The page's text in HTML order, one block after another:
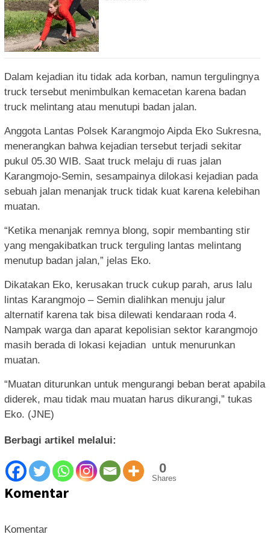
Dalam kejadian itu tidak ada korban, namun tergulingnya
truck tersebut menimbulkan kemacetan karena badan
truck melintang atau menutupi badan jalan.
Anggota Lantas Polsek Karangmojo Aipda Eko Sukresna,
menerangkan bahwa kejadian tersebut terjadi sekitar
pukul 05.30 WIB. Saat truck melaju di ruas jalan
Karangmojo-Semin, sesampainya dilokasi kejadian pada
sebuah jalan menanjak truck tidak kuat karena kelebihan
muatan.
“Ketika menanjak remnya blong, sopir membanting stir
yang mengakibatkan truck terguling lantas melintang
menutup badan jalan,” jelas Eko.
Dikatakan Eko, kerusakan truck cukup parah, arus lalu
lintas Karangmojo – Semin dialihkan menuju jalur
alternatif karena tak bisa dilewati kendaraan roda 4.
Nampak warga dan aparat kepolisian sektor karangmojo
masih berada di lokasi kejadian untuk menurunkan
muatan.
“Muatan diturunkan untuk mengurangi beban berat apabila
diderek, mau tidak mau muatan harus dikurangi,” tukas
Eko. (JNE)
Berbagi artikel melalui:
0
Shares
Komentar
Komentar